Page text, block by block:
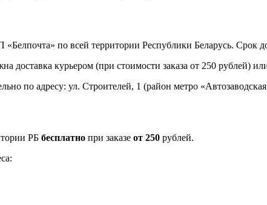
«Белпочта» по всей территории Республики Беларусь. Срок
доставка курьером (при стоимости заказа от 250 рублей)
по адресу: ул. Строителей, 1 (район мeтро
РБ бесплатно при заказе от 250 рублей.